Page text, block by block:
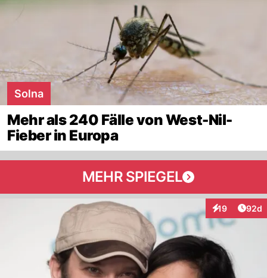
Solna
Mehr als 240 Fälle von West-Nil-
Fieber in Europa
MEHR SPIEGEL
19
Interaktionen
92d